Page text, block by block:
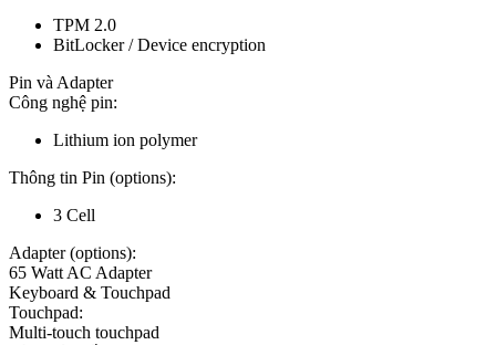
TPM 2.0
BitLocker / Device encryption
Pin và Adapter
Công nghệ pin:
Lithium ion polymer
Thông tin Pin (options):
3 Cell
Adapter (options):
65 Watt AC Adapter
Keyboard & Touchpad
Touchpad:
Multi-touch touchpad